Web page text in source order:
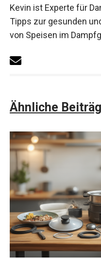
Kevin ist Experte für
Tipps zur gesunden
von Speisen im
Ähnliche